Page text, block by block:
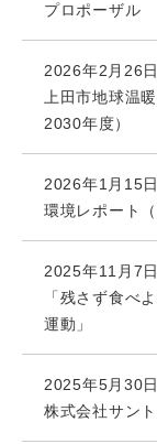
プロポーザル
2026年2月26
上田市地球温
2030年度）
2026年1月15
環境レポート
2025年11月7
「残さず食べ
運動」
2025年5月30
株式会社サン